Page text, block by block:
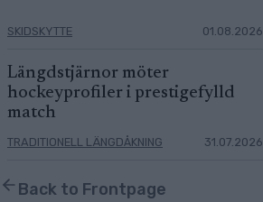
SKIDSKYTTE 01.08.2026
Längdstjärnor möter
hockeyprofiler i prestigefylld
match
TRADITIONELL LÄNGDÅKNING 31.07.2026
Back to Frontpage